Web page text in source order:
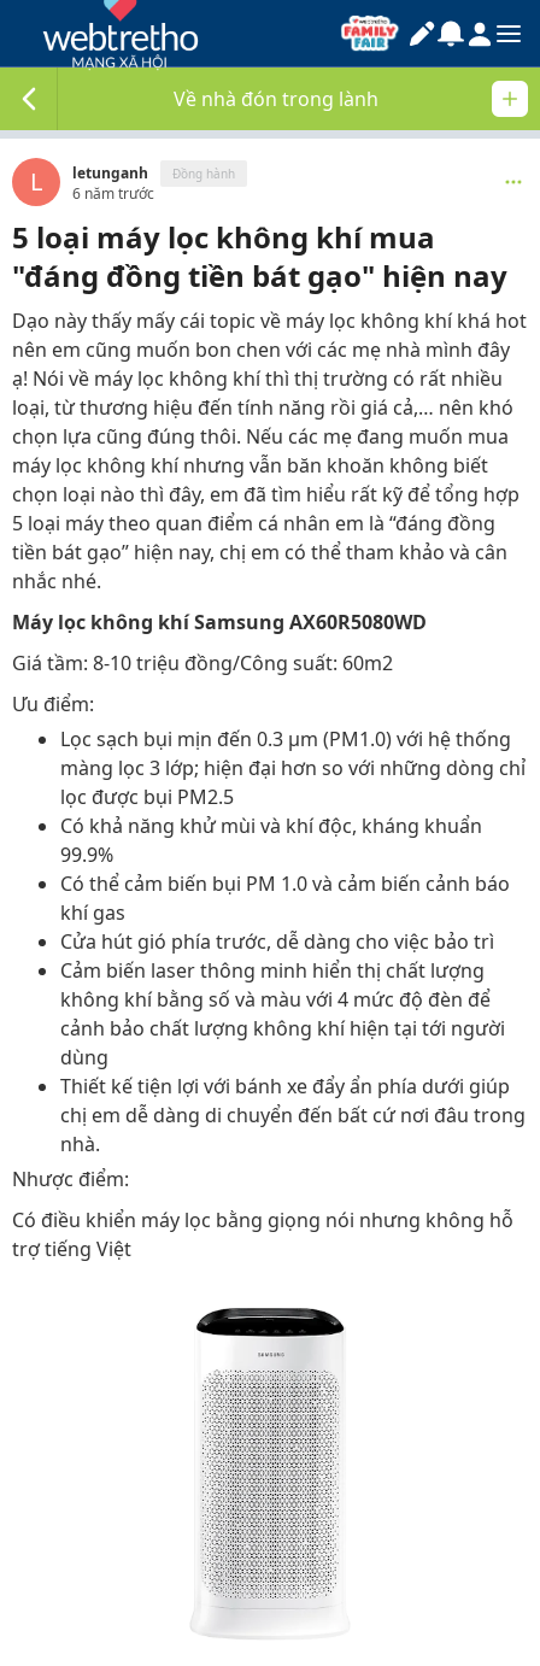
Về nhà đón trong lành
L letunganh Đồng hành
6 năm trước
5 loại máy lọc không khí mua
"đáng đồng tiền bát gạo" hiện nay
Dạo này thấy mấy cái topic về máy lọc không khí khá hot
nên em cũng muốn bon chen với các mẹ nhà mình đây
ạ! Nói về máy lọc không khí thì thị trường có rất nhiều
loại, từ thương hiệu đến tính năng rồi giá cả,… nên khó
chọn lựa cũng đúng thôi. Nếu các mẹ đang muốn mua
máy lọc không khí nhưng vẫn băn khoăn không biết
chọn loại nào thì đây, em đã tìm hiểu rất kỹ để tổng hợp
5 loại máy theo quan điểm cá nhân em là “đáng đồng
tiền bát gạo” hiện nay, chị em có thể tham khảo và cân
nhắc nhé.
Máy lọc không khí Samsung AX60R5080WD
Giá tầm: 8-10 triệu đồng/Công suất: 60m2
Ưu điểm:
Lọc sạch bụi mịn đến 0.3 µm (PM1.0) với hệ thống
màng lọc 3 lớp; hiện đại hơn so với những dòng chỉ
lọc được bụi PM2.5
Có khả năng khử mùi và khí độc, kháng khuẩn
99.9%
Có thể cảm biến bụi PM 1.0 và cảm biến cảnh báo
khí gas
Cửa hút gió phía trước, dễ dàng cho việc bảo trì
Cảm biến laser thông minh hiển thị chất lượng
không khí bằng số và màu với 4 mức độ đèn để
cảnh bảo chất lượng không khí hiện tại tới người
dùng
Thiết kế tiện lợi với bánh xe đẩy ẩn phía dưới giúp
chị em dễ dàng di chuyển đến bất cứ nơi đâu trong
nhà.
Nhược điểm:
Có điều khiển máy lọc bằng giọng nói nhưng không hỗ
trợ tiếng Việt